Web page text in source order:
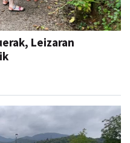
Leizaran